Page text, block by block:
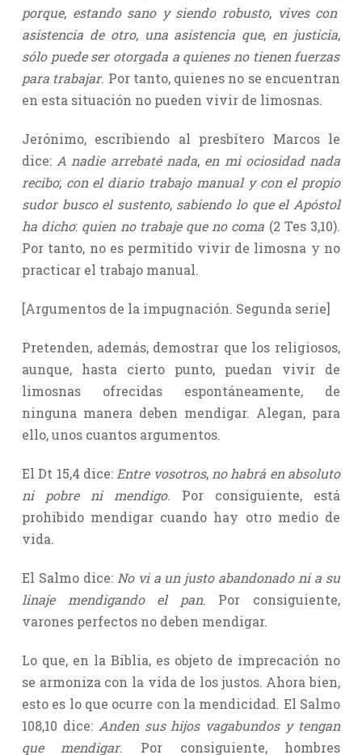
porque,estando sano y siendo robusto, vives con
asistencia de otro,una asistencia que, en justicia,
sólo puede ser otorgada a quienes no tienen fuerzas
para trabajar. Por tanto, quienes no se encuentran
en esta situación no pueden vivir de limosnas.
Jerónimo, escribiendo al presbítero Marcos le
dice: A nadie arrebaté nada, en mi ociosidad nada
recibo;con el diario trabajo manual y con el propio
sudor busco el sustento,sabiendo lo que el Apóstol
ha dicho: quien no trabaje que no coma (2 Tes 3,10).
Por tanto, no es permitido vivir de limosna y no
practicar el trabajo manual.
[Argumentos de la impugnación. Segunda serie]
Pretenden, además, demostrar que los religiosos,
aunque, hasta cierto punto, puedan vivir de
limosnas ofrecidas espontáneamente, de
ninguna manera deben mendigar. Alegan, para
ello, unos cuantos argumentos.
El Dt 15,4 dice: Entre vosotros,no habrá en absoluto
ni pobre ni mendigo. Por consiguiente, está
prohibido mendigar cuando hay otro medio de
vida.
El Salmo dice: No vi a un justo abandonado ni a su
linaje mendigando el pan. Por consiguiente,
varones perfectos no deben mendigar.
Lo que, en la Biblia, es objeto de imprecación no
se armoniza con la vida de los justos. Ahora bien,
esto es lo que ocurre con la mendicidad. El Salmo
108,10 dice: Anden sus hijos vagabundos y tengan
que mendigar. Por consiguiente, hombres